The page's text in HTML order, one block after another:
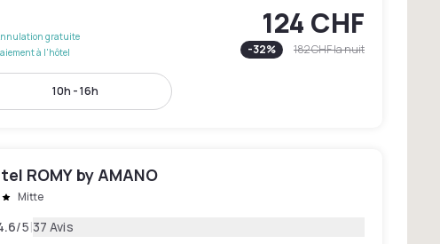
gratuite
à l'hôtel
124 CHF
-32% 182 CHFla nuit
10h - 16h
ROMY by AMANO
Mitte
/5|37 Avis